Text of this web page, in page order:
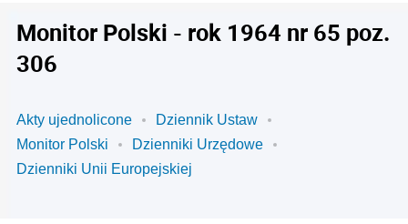
Monitor Polski - rok 1964 nr 65 poz.
306
Akty ujednolicone
Dziennik Ustaw
Monitor Polski
Dzienniki Urzędowe
Dzienniki Unii Europejskiej